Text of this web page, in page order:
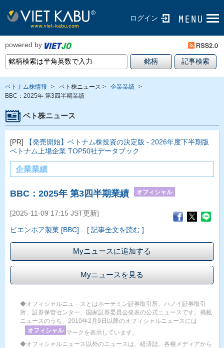
ログイン
powered by
ベトナム株情報 > ベト株ニュース > 企業業績 >
BBC：2025年 第3四半期業績
ベト株ニュース
[PR]
【発売開始】ベトナム株投資の決定版 - 2026年度下半期版
ベトナム上場企業 TOP50社データブック
企業業績
BBC：2025年 第3四半期業績 オフィシャル
[2025-11-09 17:15 JST更新]
ビエンホア製菓 [BBC] [ 記事全文を読む ]
Myニュースに追加する
Myニュースを見る
◆オフィシャルニュ－スとはホーチミン証券取引所、ハノイ証券取引
所、証券保管センター、国家証券委員会発表の公式ニュースです。掲載
ニュースのうち、2010年2月9日以降のオフィシャルニュースには
オフィシャル マークを表示しています。
◆オフィシャルニュース以外のニュースは、経済誌、各種メディアから